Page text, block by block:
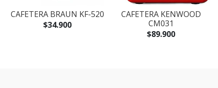
CAFETERA BRAUN KF-520
$34.900
CAFETERA KENWOOD
CM031
$89.900